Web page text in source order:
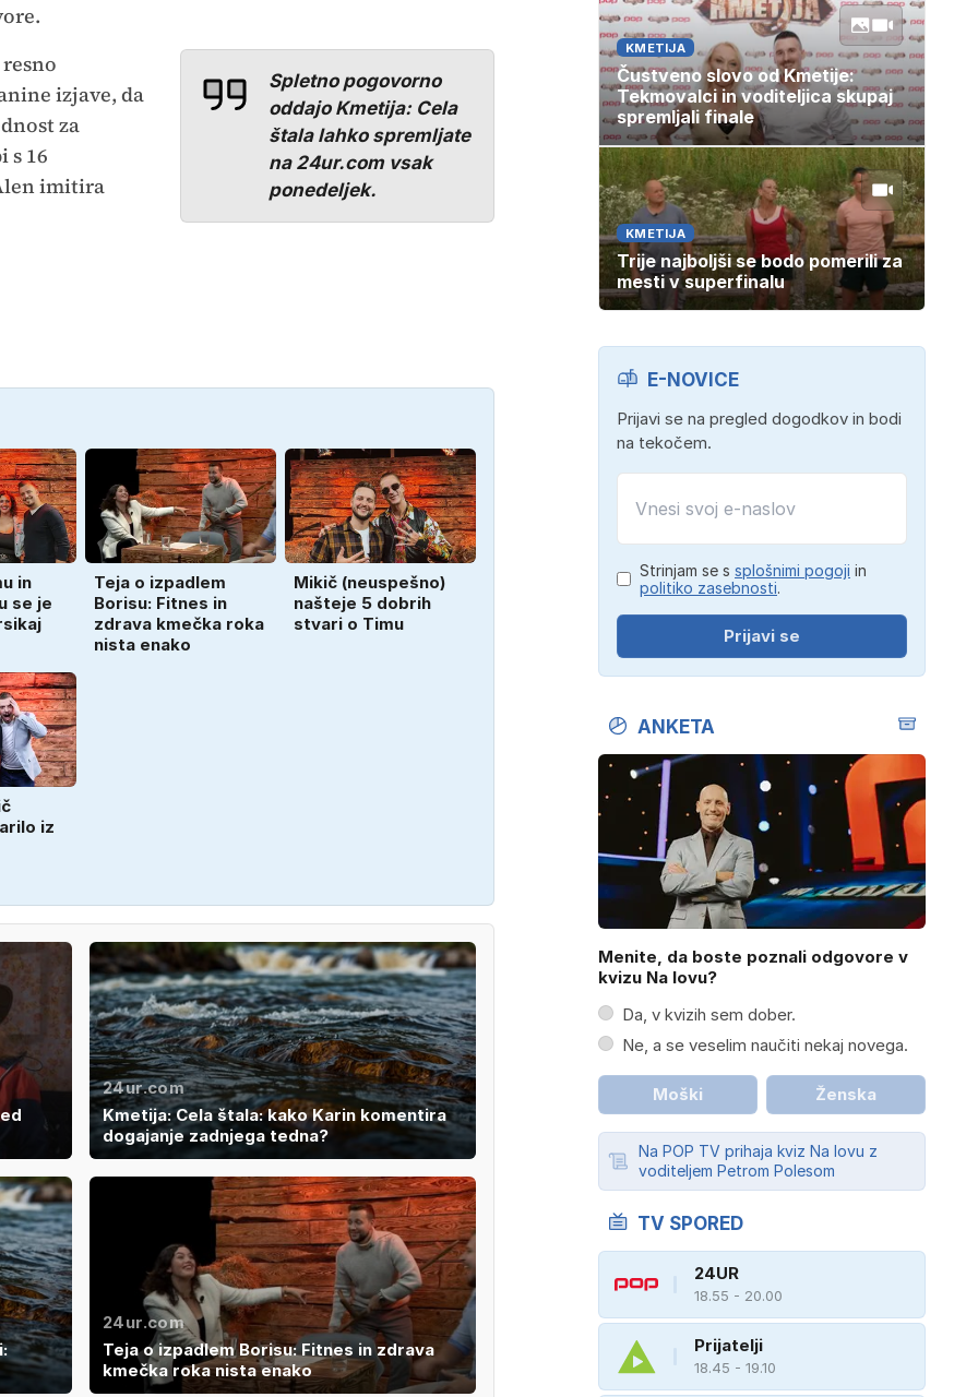
Spletno pogovorno
oddajo Kmetija: Cela
štala lahko spremljate
na 24ur.com vsak
ponedeljek.
izjave, da
za
s 16
imitira
in
se je
Teja o izpadlem
Borisu: Fitnes in
zdrava kmečka roka
nista enako
Mikič (neuspešno)
našteje 5 dobrih
stvari o Timu
iz
24ur.com
Kmetija: Cela štala: kako Karin komentira
dogajanje zadnjega tedna?
24ur.com
Teja o izpadlem Borisu: Fitnes in zdrava
kmečka roka nista enako
KMETIJA
Čustveno slovo od Kmetije:
Tekmovalci in voditeljica skupaj
spremljali finale
KMETIJA
Trije najboljši se bodo pomerili za
mesti v superfinalu
E-NOVICE
Prijavi se na pregled dogodkov in bodi
na tekočem.
Strinjam se s splošnimi pogoji in
politiko zasebnosti.
Prijavi se
ANKETA
Menite, da boste poznali odgovore v
kvizu Na lovu?
Da, v kvizih sem dober.
Ne, a se veselim naučiti nekaj novega.
Moški Ženska
Na POP TV prihaja kviz Na lovu z
voditeljem Petrom Polesom
TV SPORED
24UR
18.55 - 20.00
Prijatelji
18.45 - 19.10